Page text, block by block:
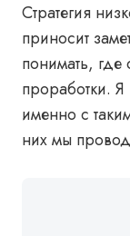
Стратегия
приносит
понимать,
проработки.
именно с
них мы